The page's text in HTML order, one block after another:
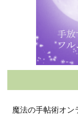
魔法の手帖術オン